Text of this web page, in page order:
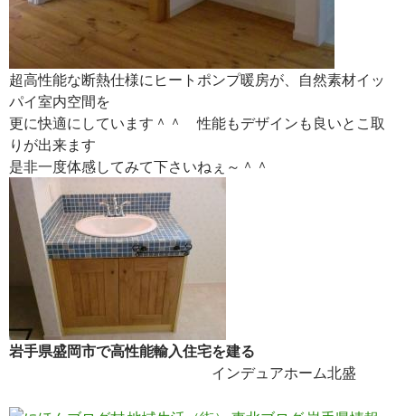
超高性能な断熱仕様にヒートポンプ暖房が、自然素材イッ
パイ室内空間を
更に快適にしています＾＾ 性能もデザインも良いとこ取
りが出来ます
是非一度体感してみて下さいねぇ～＾＾
岩手県盛岡市で高性能輸入住宅を建る
インデュアホーム北盛